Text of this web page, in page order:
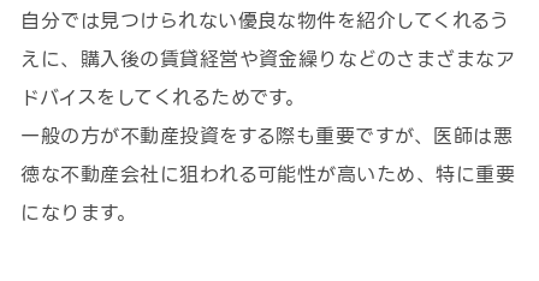
自分では見つけられない優良な物件を紹介してくれるう
えに、購入後の賃貸経営や資金繰りなどのさまざまなア
ドバイスをしてくれるためです。
一般の方が不動産投資をする際も重要ですが、医師は悪
徳な不動産会社に狙われる可能性が高いため、特に重要
になります。